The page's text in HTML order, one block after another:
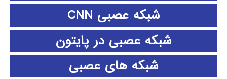
شبکه عصبی CNN
شبکه عصبی در پایتون
شبکه های عصبی